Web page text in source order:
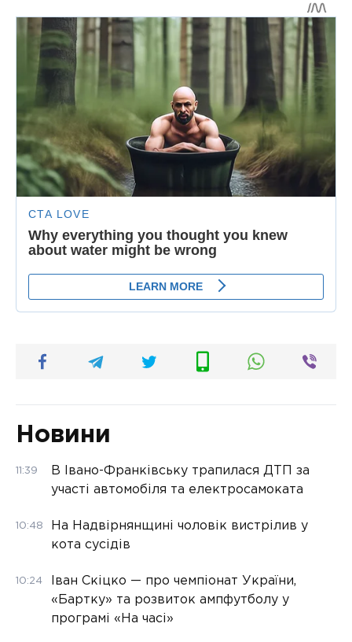
Новини
11:39
В Івано-Франківську трапилася ДТП за
участі автомобіля та електросамоката
10:48
На Надвірнянщині чоловік вистрілив у
кота сусідів
10:24
Іван Скіцко — про чемпіонат України,
«Бартку» та розвиток ампфутболу у
програмі «На часі»